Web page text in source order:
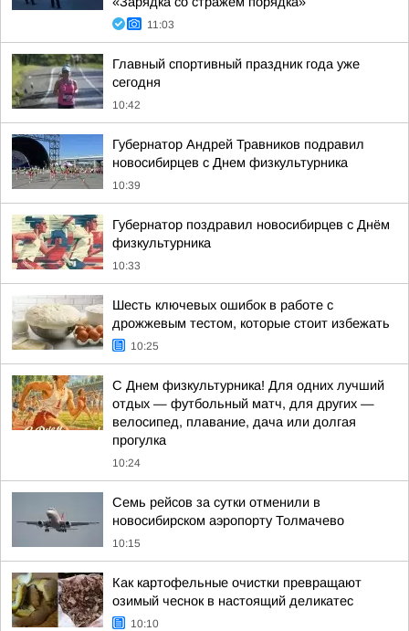
11:03
Главный спортивный праздник года уже
сегодня
10:42
Губернатор Андрей Травников подравил
новосибирцев с Днем физкультурника
10:39
Губернатор поздравил новосибирцев с Днём
физкультурника
10:33
Шесть ключевых ошибок в работе с
дрожжевым тестом, которые стоит избежать
10:25
С Днем физкультурника! Для одних лучший
отдых — футбольный матч, для других —
велосипед, плавание, дача или долгая
прогулка
10:24
Семь рейсов за сутки отменили в
новосибирском аэропорту Толмачево
10:15
Как картофельные очистки превращают
озимый чеснок в настоящий деликатес
10:10